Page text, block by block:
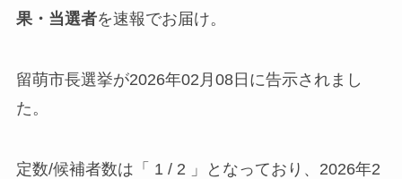
果・当選者を速報でお届け。
留萌市長選挙が2026年02月08日に告示されまし
た。
定数/候補者数は「 1 / 2 」となっており、2026年2